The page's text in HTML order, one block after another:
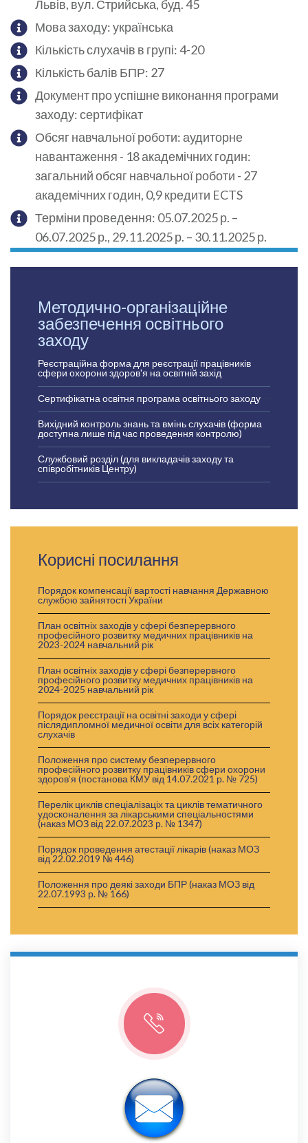
Львів, вул. Стрийська, буд. 45
Мова заходу: українська
Кількість слухачів в групі: 4-20
Кількість балів БПР: 27
Документ про успішне виконання програми
заходу: сертифікат
Обсяг навчальної роботи: аудиторне
навантаження - 18 академічних годин:
загальний обсяг навчальної роботи - 27
академічних годин, 0,9 кредити ECTS
Терміни проведення: 05.07.2025 р. –
06.07.2025 р., 29.11.2025 р. – 30.11.2025 р.
Методично-організаційне
забезпечення освітнього
заходу
Реєстраційна форма для реєстрації працівників
сфери охорони здоров'я на освітній захід
Сертифікатна освітня програма освітнього заходу
Вихідний контроль знань та вмінь слухачів (форма
доступна лише під час проведення контролю)
Службовий розділ (для викладачів заходу та
співробітників Центру)
Корисні посилання
Порядок компенсації вартості навчання Державною
службою зайнятості України
План освітніх заходів у сфері безперервного
професійного розвитку медичних працівників на
2023-2024 навчальний рік
План освітніх заходів у сфері безперервного
професійного розвитку медичних працівників на
2024-2025 навчальний рік
Порядок реєстрації на освітні заходи у сфері
післядипломної медичної освіти для всіх категорій
слухачів
Положення про систему безперервного
професійного розвитку працівників сфери охорони
здоров’я (постанова КМУ від 14.07.2021 р. № 725)
Перелік циклів спеціалізаціх та циклів тематичного
удосконалення за лікарськими спеціальностями
(наказ МОЗ від 22.07.2023 р. № 1347)
Порядок проведення атестації лікарів (наказ МОЗ
від 22.02.2019 № 446)
Положення про деякі заходи БПР (наказ МОЗ від
22.07.1993 р. № 166)